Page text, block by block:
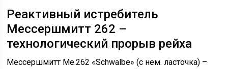
Реактивный истребитель
Мессершмитт 262 –
технологический прорыв рейха
Мессершмитт Me.262 «Schwalbe» (с нем. ласточка) –